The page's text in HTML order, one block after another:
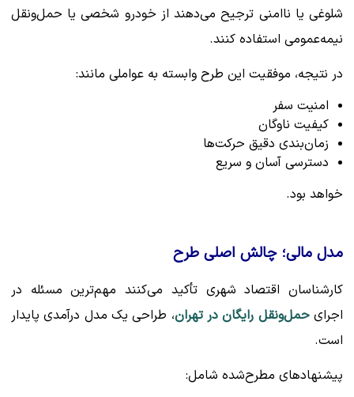
شلوغی یا ناامنی ترجیح می‌دهند از خودرو شخصی یا حمل‌ونقل
نیمه‌عمومی استفاده کنند.
در نتیجه، موفقیت این طرح وابسته به عواملی مانند:
امنیت سفر
کیفیت ناوگان
زمان‌بندی دقیق حرکت‌ها
دسترسی آسان و سریع
خواهد بود.
مدل مالی؛ چالش اصلی طرح
کارشناسان اقتصاد شهری تأکید می‌کنند مهم‌ترین مسئله در
اجرایحمل‌ونقل رایگان در تهران، طراحی یک مدل درآمدی پایدار
است.
پیشنهادهای مطرح‌شده شامل: